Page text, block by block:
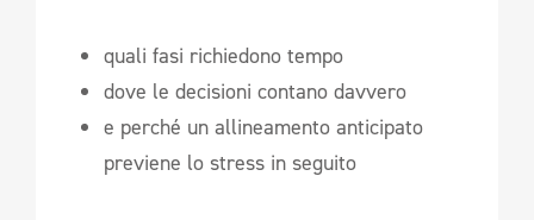
quali fasi richiedono tempo
dove le decisioni contano davvero
e perché un allineamento anticipato
previene lo stress in seguito